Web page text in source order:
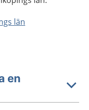
län
en